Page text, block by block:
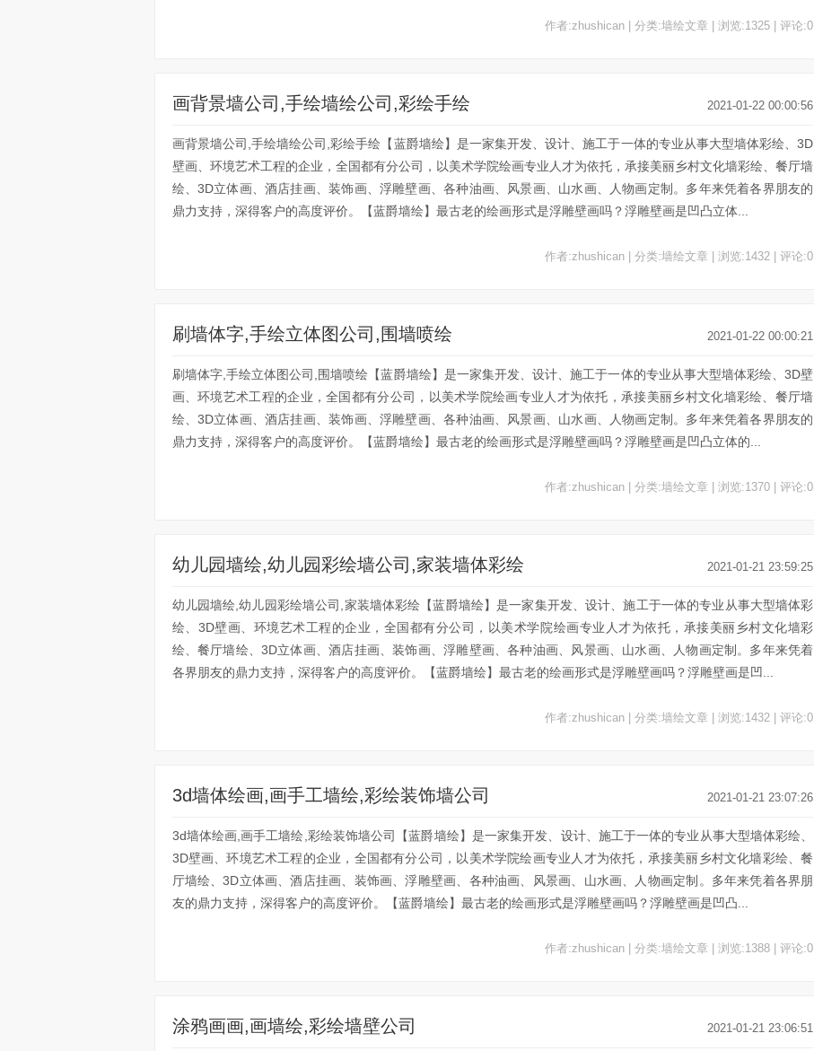
作者:zhushican | 分类:墙绘文章 | 浏览:1325 | 评论:0
2021-01-22 00:00:56
画背景墙公司,手绘墙绘公司,彩绘手绘
画背景墙公司,手绘墙绘公司,彩绘手绘【蓝爵墙绘】是一家集开发、设计、施工于一体的专业从事大型墙体彩绘、3D
壁画、环境艺术工程的企业，全国都有分公司，以美术学院绘画专业人才为依托，承接美丽乡村文化墙彩绘、餐厅墙
绘、3D立体画、酒店挂画、装饰画、浮雕壁画、各种油画、风景画、山水画、人物画定制。多年来凭着各界朋友的
鼎力支持，深得客户的高度评价。【蓝爵墙绘】最古老的绘画形式是浮雕壁画吗？浮雕壁画是凹凸立体...
作者:zhushican | 分类:墙绘文章 | 浏览:1432 | 评论:0
2021-01-22 00:00:21
刷墙体字,手绘立体图公司,围墙喷绘
刷墙体字,手绘立体图公司,围墙喷绘【蓝爵墙绘】是一家集开发、设计、施工于一体的专业从事大型墙体彩绘、3D壁
画、环境艺术工程的企业，全国都有分公司，以美术学院绘画专业人才为依托，承接美丽乡村文化墙彩绘、餐厅墙
绘、3D立体画、酒店挂画、装饰画、浮雕壁画、各种油画、风景画、山水画、人物画定制。多年来凭着各界朋友的
鼎力支持，深得客户的高度评价。【蓝爵墙绘】最古老的绘画形式是浮雕壁画吗？浮雕壁画是凹凸立体的...
作者:zhushican | 分类:墙绘文章 | 浏览:1370 | 评论:0
2021-01-21 23:59:25
幼儿园墙绘,幼儿园彩绘墙公司,家装墙体彩绘
幼儿园墙绘,幼儿园彩绘墙公司,家装墙体彩绘【蓝爵墙绘】是一家集开发、设计、施工于一体的专业从事大型墙体彩
绘、3D壁画、环境艺术工程的企业，全国都有分公司，以美术学院绘画专业人才为依托，承接美丽乡村文化墙彩
绘、餐厅墙绘、3D立体画、酒店挂画、装饰画、浮雕壁画、各种油画、风景画、山水画、人物画定制。多年来凭着
各界朋友的鼎力支持，深得客户的高度评价。【蓝爵墙绘】最古老的绘画形式是浮雕壁画吗？浮雕壁画是凹...
作者:zhushican | 分类:墙绘文章 | 浏览:1432 | 评论:0
2021-01-21 23:07:26
3d墙体绘画,画手工墙绘,彩绘装饰墙公司
3d墙体绘画,画手工墙绘,彩绘装饰墙公司【蓝爵墙绘】是一家集开发、设计、施工于一体的专业从事大型墙体彩绘、
3D壁画、环境艺术工程的企业，全国都有分公司，以美术学院绘画专业人才为依托，承接美丽乡村文化墙彩绘、餐
厅墙绘、3D立体画、酒店挂画、装饰画、浮雕壁画、各种油画、风景画、山水画、人物画定制。多年来凭着各界朋
友的鼎力支持，深得客户的高度评价。【蓝爵墙绘】最古老的绘画形式是浮雕壁画吗？浮雕壁画是凹凸...
作者:zhushican | 分类:墙绘文章 | 浏览:1388 | 评论:0
2021-01-21 23:06:51
涂鸦画画,画墙绘,彩绘墙壁公司